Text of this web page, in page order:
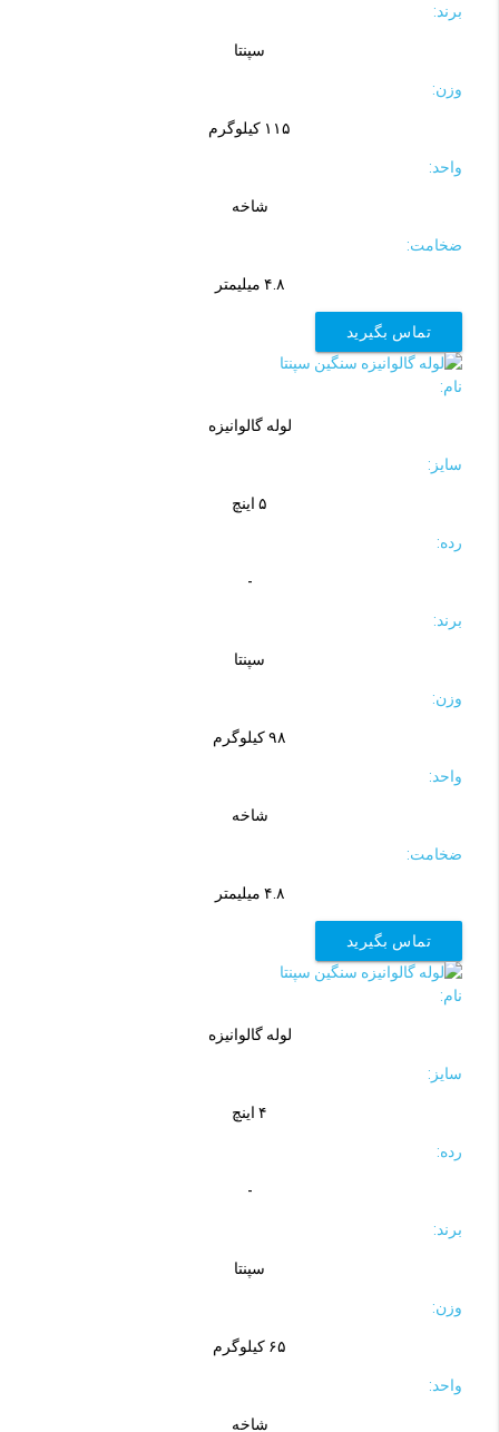
برند:
سپنتا
وزن:
۱۱۵ کیلوگرم
واحد:
شاخه
ضخامت:
۴.۸ میلیمتر
تماس بگیرید
نام:
لوله گالوانیزه
سایز:
۵ اینچ
رده:
-
برند:
سپنتا
وزن:
۹۸ کیلوگرم
واحد:
شاخه
ضخامت:
۴.۸ میلیمتر
تماس بگیرید
نام:
لوله گالوانیزه
سایز:
۴ اینچ
رده:
-
برند:
سپنتا
وزن:
۶۵ کیلوگرم
واحد:
شاخه